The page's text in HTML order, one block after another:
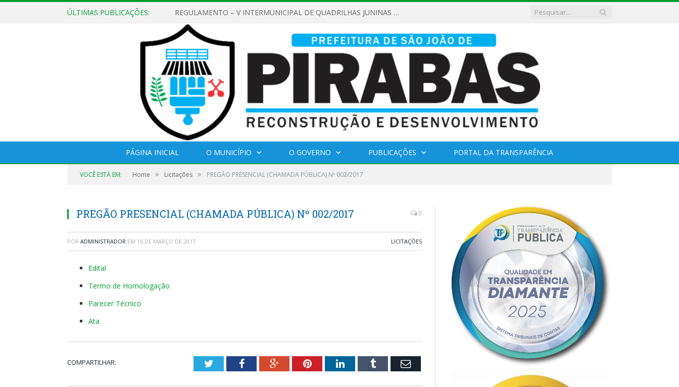
ÚLTIMAS PUBLICAÇÕES:
PÁGINA INICIAL O MUNICÍPIO O GOVERNO PUBLICAÇÕES PORTAL DA TRANSPARÊNCIA
VOCÊ ESTÁ EM: Home » Licitações » PREGÃO PRESENCIAL (CHAMADA PÚBLICA) Nº 002/2017
PREGÃO PRESENCIAL (CHAMADA PÚBLICA) Nº 002/2017 0
POR ADMINISTRADOR EM 16 DE MARÇO DE 2017 LICITAÇÕES
Edital
Termo de Homologação
Parecer Técnico
Ata
COMPARTILHAR: TwitterFacebookGoogle+PinterestLinkedInTumblr Email